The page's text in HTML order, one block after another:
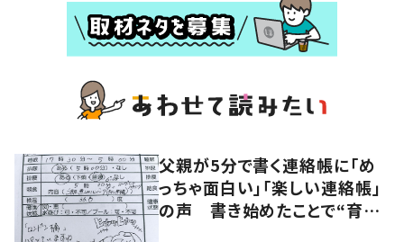
父親が5分で書く連絡帳に「め
っちゃ面白い」「楽しい連絡帳」
の声 書き始めたことで“育児